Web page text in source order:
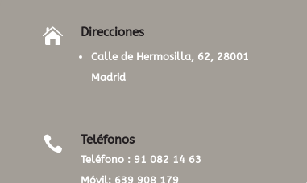
 Direcciones
Calle de Hermosilla, 62, 28001
Madrid
 Teléfonos
Teléfono : 91 082 14 63
Móvil: 639 908 179